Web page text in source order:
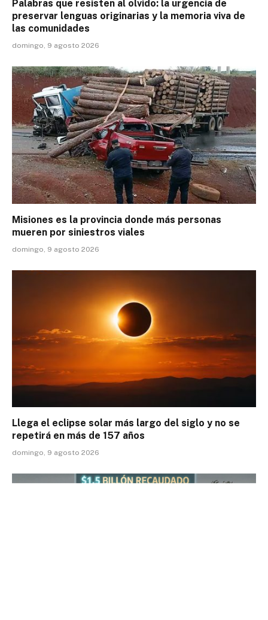
Palabras que resisten al olvido: la urgencia de
preservar lenguas originarias y la memoria viva de
las comunidades
domingo, 9 agosto 2026
Misiones es la provincia donde más personas
mueren por siniestros viales
domingo, 9 agosto 2026
Llega el eclipse solar más largo del siglo y no se
repetirá en más de 157 años
domingo, 9 agosto 2026